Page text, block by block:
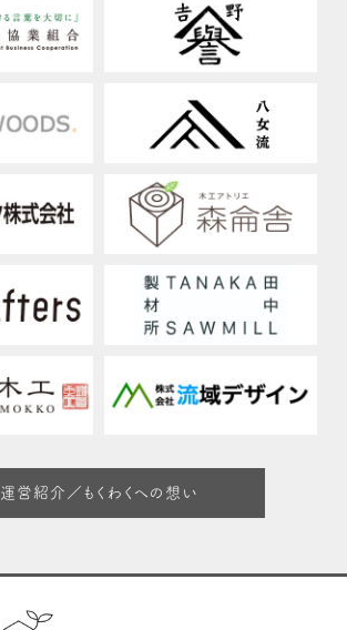
運営紹介／もくわくへの想い